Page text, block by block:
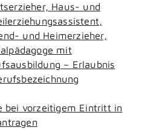
Haus- und
und Heimerzieher,
mit
– Erlaubnis
bei vorzeitigem Eintritt in